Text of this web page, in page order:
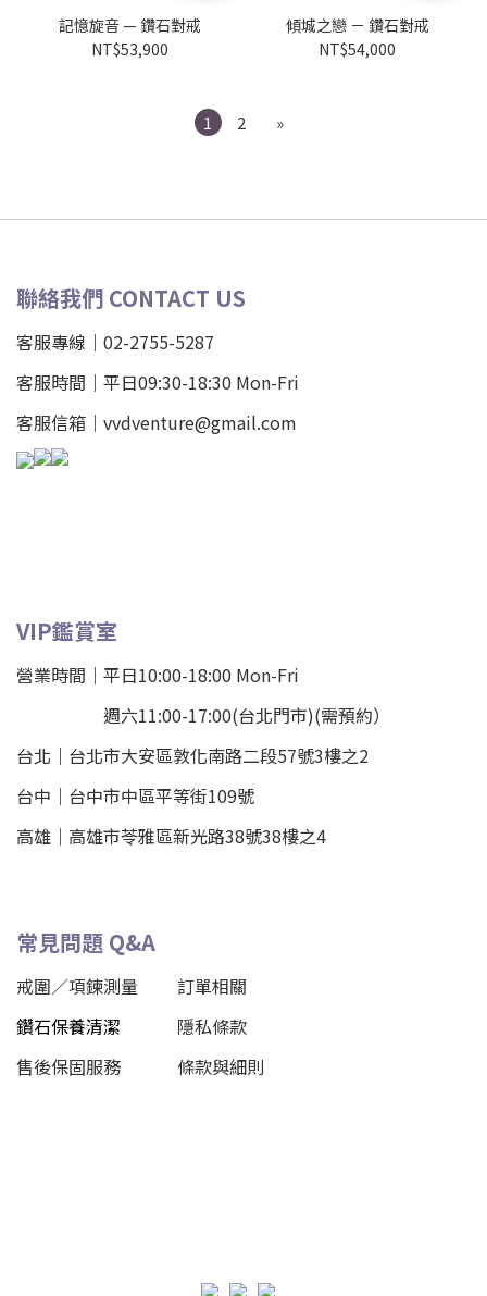
記憶旋音 — 鑽石對戒
NT$53,900
傾城之戀 － 鑽石對戒
NT$54,000
1 2 »
聯絡我們 CONTACT US
客服專線｜02-2755-5287
客服時間｜平日09:30-18:30 Mon-Fri
客服信箱｜vvdventure@gmail.com
VIP鑑賞室
營業時間｜平日10:00-18:00 Mon-Fri
週六11:00-17:00(台北門市)(需預約）
台北 ｜ 台北市大安區敦化南路二段57號3樓之2
台中｜ 台中市中區平等街109號
高雄｜ 高雄市苓雅區新光路38號38樓之4
常見問題 Q&A
戒圍／項鍊測量
訂單相關
鑽石保養清潔
隱私條款
售後保固服務
條款與細則